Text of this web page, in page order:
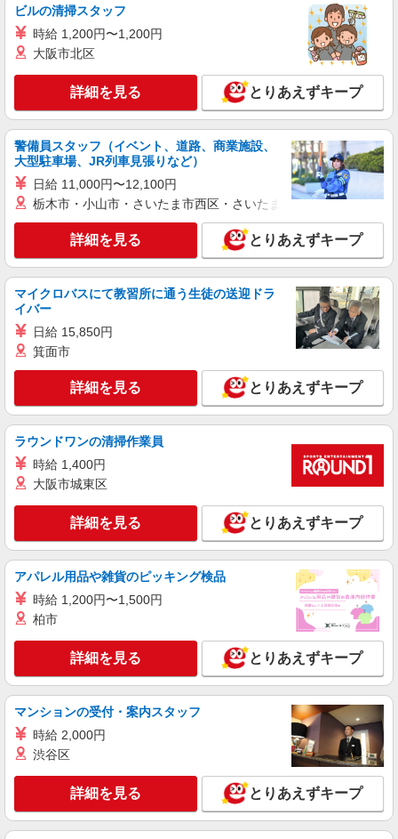
給（5:00〜8:00）時給＋100円 ★希望収入があり
ましたら、ご相談いただければ希望条件に合うか
の確認もいたします。 ★時間外手当別途支給 ★上
記金額は働きがい向上手当を含みます。 ★働きが
い向上手当※26年6月改定（地域により異なる）
社会保険加入者は更に＋50円
埼玉県草加市中根3丁目31-24
キープ 詳細を見る
アルバイト パート
ジョリーパスタ 草加市立病院前店
キッチン（フード）スタッフ
時給1200円 ※22:00以降は時給1500円 ※高校
生時給1160円 ※労働組合費あり（基本時給×月間
時間数×1.8％） ■土日・祝手当 土日・祝は時給＋
50円
埼玉県草加市草加三丁目5番6号
詳細を見る
アルバイト パート
ピザハット 草加店
時給1,222円以上 平日 時給1,222円以上 研修
期間30hは時給1150円
埼玉県草加市神明2-3-5 リレントクイーン草
加102
キープ 詳細を見る
アルバイト パート
すき家 草加松江店
すき家の店舗スタッフ（接客・調理・清掃な
ど）
時給1,500円
埼玉県草加市松江3-7-5
詳細を見る
パート
すき家 草加八幡店
すき家の店舗スタッフ（接客・調理・清掃な
ど）
時給1,200円 ※22:00〜翌5:00：時給1,500円 ※
高校生時給1,150円 ※早朝手当（5:00〜9:00）時給
＋150円埼玉県草加市八幡町26-1
キープ 詳細を見る
ビルの清掃スタッフ
時給 1,200円〜1,200円
大阪市北区
詳細を見る とりあえずキープ
警備員スタッフ（イベント、道路、商業施設、
大型駐車場、JR列車見張りなど）
日給 11,000円〜12,100円
栃木市・小山市・さいたま市西区・さいたま市岩槻区・久喜市・
詳細を見る とりあえずキープ
マイクロバスにて教習所に通う生徒の送迎ドラ
イバー
日給 15,850円
箕面市
詳細を見る とりあえずキープ
ラウンドワンの清掃作業員
時給 1,400円
大阪市城東区
詳細を見る とりあえずキープ
アパレル用品や雑貨のピッキング検品
時給 1,200円〜1,500円
柏市
詳細を見る とりあえずキープ
マンションの受付・案内スタッフ
時給 2,000円
渋谷区
詳細を見る とりあえずキープ